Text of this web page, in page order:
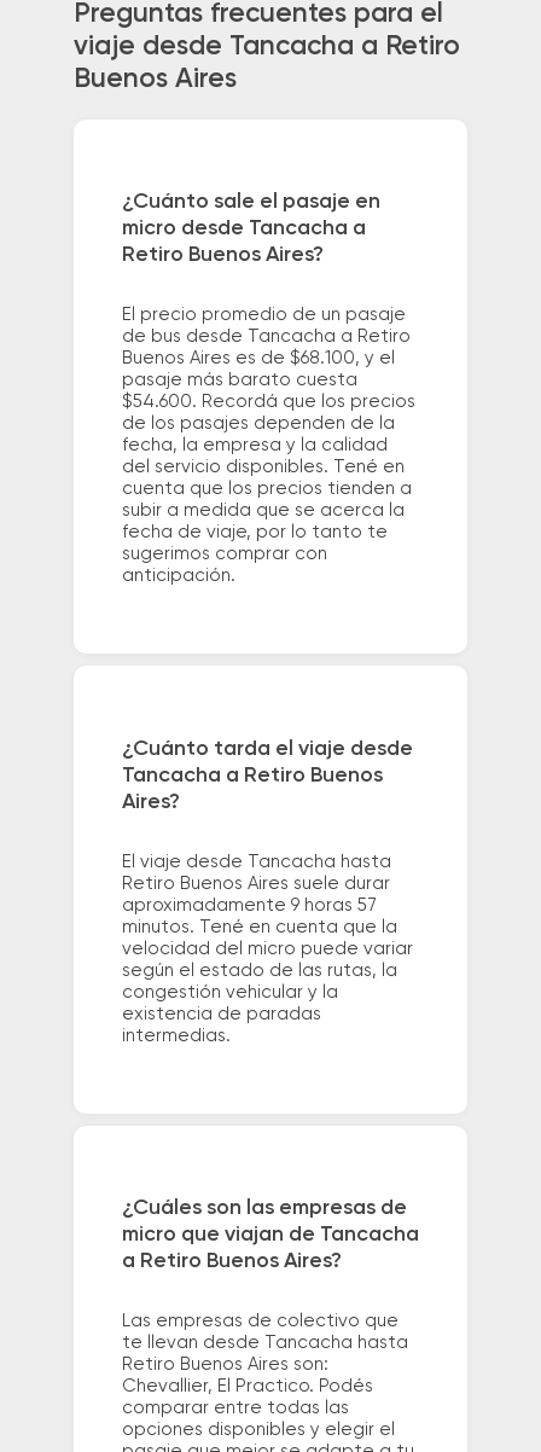
Preguntas frecuentes para el
viaje desde Tancacha a Retiro
Buenos Aires
¿Cuánto sale el pasaje en
micro desde Tancacha a
Retiro Buenos Aires?
El precio promedio de un pasaje
de bus desde Tancacha a Retiro
Buenos Aires es de $68.100, y el
pasaje más barato cuesta
$54.600. Recordá que los precios
de los pasajes dependen de la
fecha, la empresa y la calidad
del servicio disponibles. Tené en
cuenta que los precios tienden a
subir a medida que se acerca la
fecha de viaje, por lo tanto te
sugerimos comprar con
anticipación.
¿Cuánto tarda el viaje desde
Tancacha a Retiro Buenos
Aires?
El viaje desde Tancacha hasta
Retiro Buenos Aires suele durar
aproximadamente 9 horas 57
minutos. Tené en cuenta que la
velocidad del micro puede variar
según el estado de las rutas, la
congestión vehicular y la
existencia de paradas
intermedias.
¿Cuáles son las empresas de
micro que viajan de Tancacha
a Retiro Buenos Aires?
Las empresas de colectivo que
te llevan desde Tancacha hasta
Retiro Buenos Aires son:
Chevallier, El Practico. Podés
comparar entre todas las
opciones disponibles y elegir el